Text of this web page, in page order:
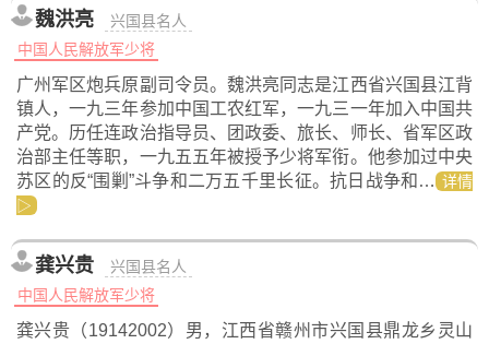
魏洪亮
兴国县名人
中国人民解放军少将
广州军区炮兵原副司令员。魏洪亮同志是江西省兴国县江背
镇人，一九三年参加中国工农红军，一九三一年加入中国共
产党。历任连政治指导员、团政委、旅长、师长、省军区政
治部主任等职，一九五五年被授予少将军衔。他参加过中央
苏区的反“围剿”斗争和二万五千里长征。抗日战争和… 详情
▷
龚兴贵
兴国县名人
中国人民解放军少将
龚兴贵（19142002）男，江西省赣州市兴国县鼎龙乡灵山